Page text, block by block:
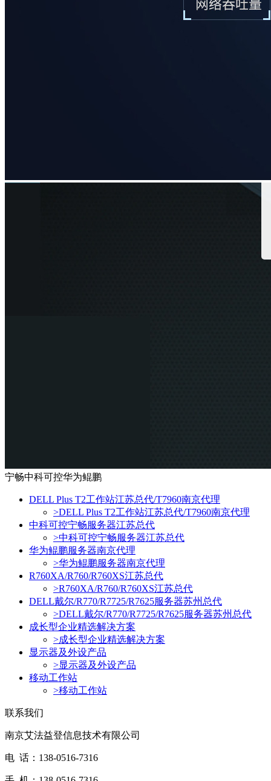
宁畅中科可控华为鲲鹏
DELL Plus T2工作站江苏总代/T7960南京代理
>DELL Plus T2工作站江苏总代/T7960南京代理
中科可控宁畅服务器江苏总代
>中科可控宁畅服务器江苏总代
华为鲲鹏服务器南京代理
>华为鲲鹏服务器南京代理
R760XA/R760/R760XS江苏总代
>R760XA/R760/R760XS江苏总代
DELL戴尔/R770/R7725/R7625服务器苏州总代
>DELL戴尔/R770/R7725/R7625服务器苏州总代
成长型企业精选解决方案
>成长型企业精选解决方案
显示器及外设产品
>显示器及外设产品
移动工作站
>移动工作站
联系我们
南京艾法益登信息技术有限公司
电 话：138-0516-7316